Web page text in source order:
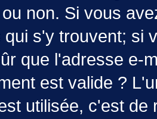
non. Si vous
qui s'y trouvent; si
que l'adresse e-
est valide ?
utilisée, c'est